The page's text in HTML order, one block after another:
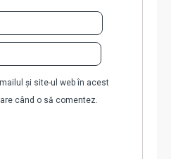
și site-ul web în acest
când o să comentez.